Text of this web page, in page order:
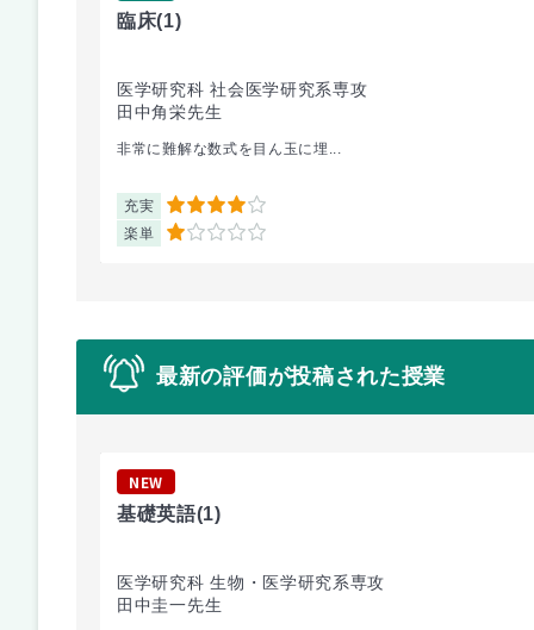
臨床(1)
医学研究科 社会医学研究系専攻
田中角栄先生
非常に難解な数式を目ん玉に埋...
充実 4
楽単 1
最新の評価が投稿された授業
NEW
基礎英語(1)
医学研究科 生物・医学研究系専攻
田中圭一先生